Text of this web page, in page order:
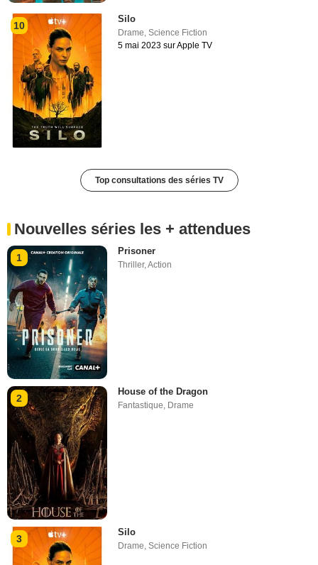
10
Silo
Drame,Science Fiction
5 mai 2023 sur Apple TV
Top consultations des séries TV
Nouvelles séries les + attendues
1
Prisoner
Thriller,Action
2
House of the Dragon
Fantastique, Drame
3
Silo
Drame,Science Fiction